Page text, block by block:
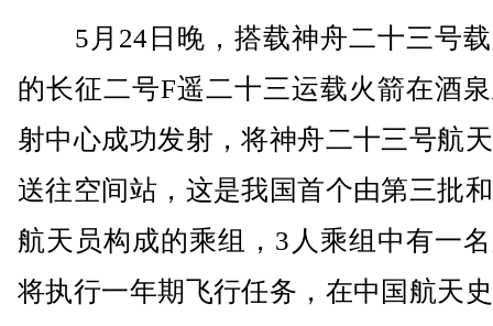
5月24日晚，搭载神舟二十三号载
的长征二号F遥二十三运载火箭在酒
射中心成功发射，将神舟二十三号航
送往空间站，这是我国首个由第三批
航天员构成的乘组，3人乘组中有一
将执行一年期飞行任务，在中国航天